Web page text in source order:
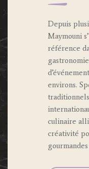
Depuis
Maymouni
référence
environs.
culinaire
créativité